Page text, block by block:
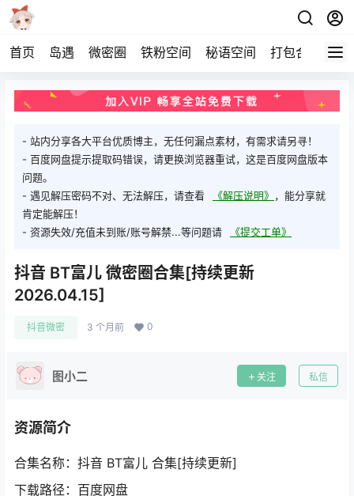
首页 岛遇 微密圈 铁粉空间 秘语空间 打包合集 关
- 站内分享各大平台优质博主，无任何漏点素材，有需求请另寻！
- 百度网盘提示提取码错误，请更换浏览器重试，这是百度网盘版本
问题。
- 遇见解压密码不对、无法解压，请查看
《解压说明》 ，能分享就
肯定能解压！
- 资源失效/充值未到账/账号解禁...等问题请
《提交工单》
抖音 BT富儿 微密圈合集[持续更新
2026.04.15]
抖音微密 3 个月前 0
图小二 关注 私信
资源简介
合集名称：抖音 BT富儿 合集[持续更新]
下载路径：百度网盘